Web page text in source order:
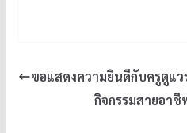
ขอแสดงความยินดีกับครูตูแว
กิจกรรมสายอา